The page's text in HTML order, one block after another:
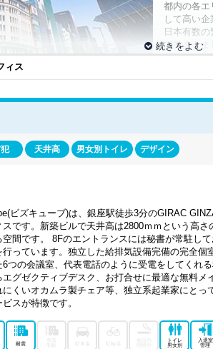
都内の各エ
して高い企
日本有数
て栄えきま
て知られる
シップス
駅や日比谷
東銀座には
なども多くあり、ビジネスマンにとっても働き
ったエリアブランド力と交通アクセスの利便性
などの業種に人気が高く、銀座にオフィスを
と初期投資や賃料が高くなってしまいますが、
す。そのほかにもバーチャルオフィスで住所と
することができます。そのニーズからか、近年
座」、2017年には「GINZA SIX（ギンザシッ
開発計画が進められているなど、周辺のエリア
この機会に銀座エリアでレンタルオフィスを検
オフィスをご紹介しています。ぜひあなたにピ
ィス
天井高 男女別トイレ デザイン
ビズキューブ)は、銀座駅徒歩3分のGIRAC
スです。新築ビルで天井高は2800ｍｍという高
空間です。 8Fのエントランスには秘書が常駐し
行っています。独立した給排気設備完備の完全個
6つの会議室、代表電話のように受電をしてくれ
エグゼクティブデスク、お打合せに最適な無料メ
にくいオカムラ製チェア等、独立系起業家にとっ
スが特徴です。
耐震
トイレ
男女別
入退室
管理